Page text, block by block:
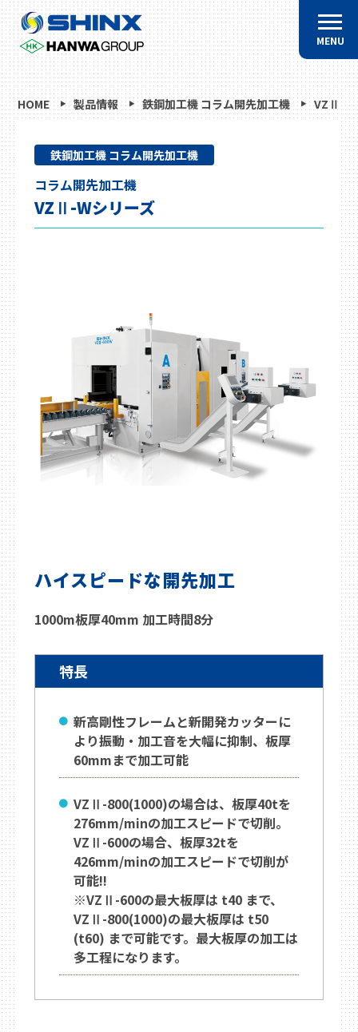
MENU
HOME 製品情報 鉄鋼加工機 コラム開先加工機 VZⅡ-W
鉄鋼加工機 コラム開先加工機
コラム開先加工機
VZⅡ-Wシリーズ
ハイスピードな開先加工
1000m板厚40mm 加工時間8分
特長
新高剛性フレームと新開発カッターに
より振動・加工音を大幅に抑制、板厚
60mmまで加工可能
VZⅡ-800(1000)の場合は、板厚40tを
276mm/minの加工スピードで切削。
VZⅡ-600の場合、板厚32tを
426mm/minの加工スピードで切削が
可能!!
※VZⅡ-600の最大板厚は t40 まで、
VZⅡ-800(1000)の最大板厚は t50
(t60) まで可能です。最大板厚の加工は
多工程になります。